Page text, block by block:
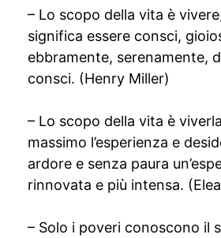
– Lo scopo della vita è
significa essere consci,
ebbramente, serenamente,
consci. (Henry Miller)
– Lo scopo della vita è
massimo l’esperienza e
ardore e senza paura
rinnovata e più intensa.
– Solo i poveri conoscono il